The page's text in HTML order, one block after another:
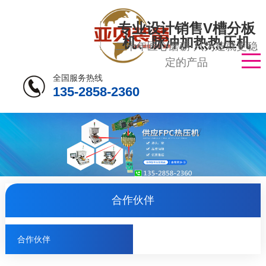
专业设计销售V槽分板
机、脉冲加热热压机
二十年匠心磨砺·只为造就更稳
定的产品
全国服务热线
135-2858-2360
合作伙伴
合作伙伴